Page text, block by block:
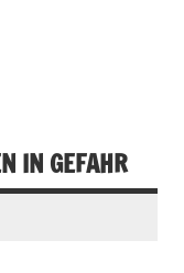
IN GEFAHR